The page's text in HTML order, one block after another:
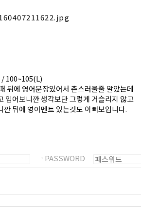
/ 100~105(L)
뒤에 영어문장있어서 촌스러울줄 알았는데
보니깐 생각보단 그렇게 거슬리지 않고
에 영어멘트 있는것도 이뻐보입니다.
PASSWORD